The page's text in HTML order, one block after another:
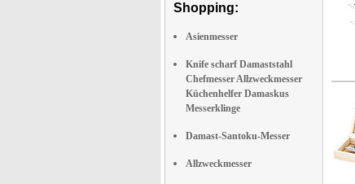
Shopping:
Asienmesser
Knife scharf Damaststahl
Chefmesser Allzweckmesser
Küchenhelfer Damaskus
Messerklinge
Damast-Santoku-Messer
Allzweckmesser